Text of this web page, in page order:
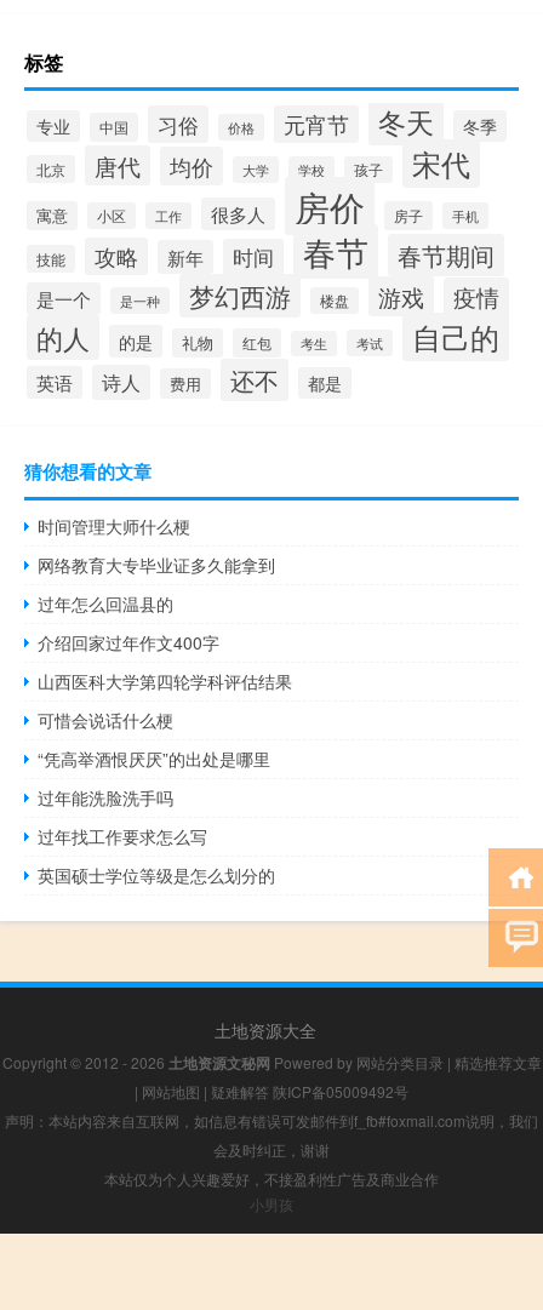
标签
专业 中国 习俗 价格 元宵节 冬天 冬季
北京 唐代 均价 大学 学校 孩子 宋代
寓意 小区 工作 很多人 房价 房子 手机
技能 攻略 新年 时间 春节 春节期间
是一个 是一种 梦幻西游 楼盘 游戏 疫情
的人 的是 礼物 红包 考生 考试 自己的
英语 诗人 费用 还不 都是
猜你想看的文章
时间管理大师什么梗
网络教育大专毕业证多久能拿到
过年怎么回温县的
介绍回家过年作文400字
山西医科大学第四轮学科评估结果
可惜会说话什么梗
“凭高举酒恨厌厌”的出处是哪里
过年能洗脸洗手吗
过年找工作要求怎么写
英国硕士学位等级是怎么划分的
土地资源大全
Copyright © 2012 - 2026 土地资源文秘网 Powered by 网站分类目录 | 精选推荐文章
| 网站地图 | 疑难解答 陕ICP备05009492号
声明：本站内容来自互联网，如信息有错误可发邮件到f_fb#foxmail.com说明，我们
会及时纠正，谢谢
本站仅为个人兴趣爱好，不接盈利性广告及商业合作
小男孩